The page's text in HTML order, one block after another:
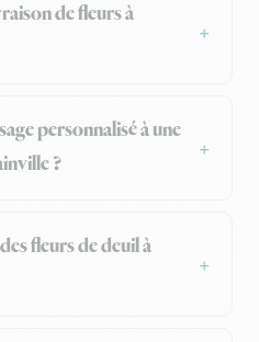
de fleurs à
personnalisé à une
?
fleurs de deuil à